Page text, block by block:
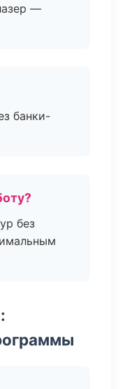
—
банки-
без